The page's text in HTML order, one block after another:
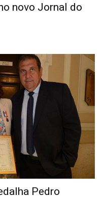
novo Jornal do
Pedro